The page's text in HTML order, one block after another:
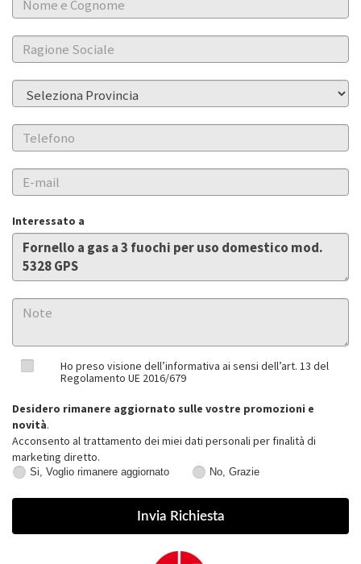
Interessato a
Ho preso visione dell’informativa ai sensi dell’art. 13 del
Regolamento UE 2016/679
Desidero rimanere aggiornato sulle vostre promozioni e
novità.
Acconsento al trattamento dei miei dati personali per finalità di
marketing diretto.
Voglio
Si, Voglio rimanere aggiornato
Grazie
No, Grazie